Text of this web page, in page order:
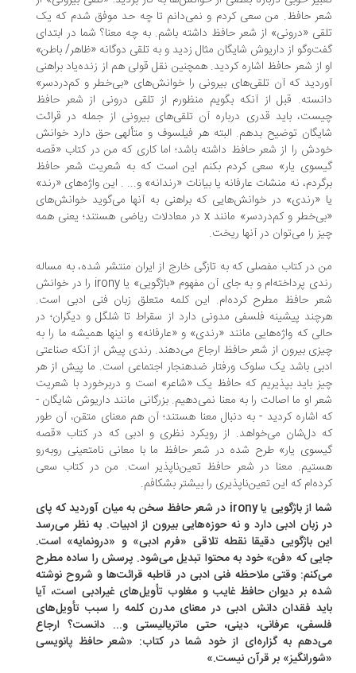
حافظ. من سعی کردم و نمی‌دانم تا چه حد موفق شدم که یک
«درونی» از شعر حافظ داشته باشم. به چه معنا؟ شما در ابتدای
از داریوش شایگان مثال زدید و به تلقی دوگانه «ظاهر/ باطن»
از شعر حافظ اشاره کردید. همچنین نقل قولی هم از زنده‌یاد براهنی
که آن تلقی‌های بیرونی را خوانش‌های «بی‌خطر و کم‌دردسر»
قبل از آنکه بگویم منظورم از تلقی درونی از شعر حافظ
باید قدری درباره آن تلقی‌های بیرونی‌ از جمله در قرائت
توضیح بدهم. البته هر فیلسوف و متألهی حق دارد خوانش
را از شعر حافظ داشته باشد؛ اما کاری که من در کتاب «قصه
یار» سعی کردم بکنم این است که به شعریت شعر حافظ
نه منشات عارفانه یا بیانات «رندانه» و... . این واژه‌های «رند»
«رندی» در خوانش‌هایی که براهنی به آنها می‌گوید خوانش‌های
«بی‌خطر و کم‌دردسر» مانند x در معادلات ریاضی هستند؛ یعنی همه
را می‌توان در آنها ریخت.
در کتاب مفصلی که به تازگی خارج از ایران منتشر شده، به مساله
رندی پرداخته‌ام و به جای آن مفهوم «باژگویی» یا irony را در خوانش
حافظ مطرح کرده‌‌ام. این کلمه متعلق زبان فنی ادبی است.
پیشینه فلسفی مدونی دارد از سقراط تا شلگل و دیگران؛ در
که واژه‌هایی مانند «رندی» و «عارفانه» و اینها همیشه ما را به
بیرون از شعر حافظ ارجاع می‌دهند. رندی پیش از آنکه صناعتی
باشد یک سلوک ورفتار ضدهنجار اجتماعی است. ما پیش از هر
باید بپذیریم که حافظ یک «شاعر» است و دربرخورد با شعریت
او ما اصالت را به معنا نمی‌دهیم. بزرگانی مانند داریوش شایگان -
اشاره کردید - به دنبال معنا هستند؛ آن هم معنای متقن، آن ‌طور
دل‌شان می‌خواهد. از رویکرد نظری و ادبی که در کتاب «قصه
یار» طرح شده در شعر حافظ ما با معانی نامتعینی روبه‌رو
معنا در شعر حافظ تعین‌‌ناپذیر است. من در کتاب سعی
که این تعین‌ناپذیری را بیشتر بشکافم.
شما از باژگویی یا irony در شعر حافظ سخن به میان آوردید که پای
زبان ادبی دارد و نه حوزه‌هایی بیرون از ادبیات. به نظر می‌رسد
باژگویی دقیقا نقطه تلاقی «فرم ادبی» و «درونمایه» است.
که «فن» خود به محتوا تبدیل می‌شود. پرسش را ساده مطرح
وقتی ملاحظه فنی ادبی در قاطبه قرائت‌ها و شروح نوشته
بر دیوان حافظ غایب و مغلوب تأویل‌های غیرادبی است، آیا
فقدان دانش ادبی در معنای مدرن کلمه را سبب تأویل‌های
عرفانی، دینی، حتی ماتریالیستی و... دانست؟ ارجاع
به گزاره‌ای از خود شما در کتاب: «شعر حافظ پانویسی
بر قرآن نیست.»